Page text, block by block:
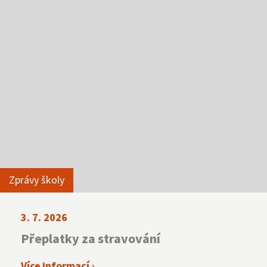
Zprávy školy
3. 7. 2026
Přeplatky za stravování